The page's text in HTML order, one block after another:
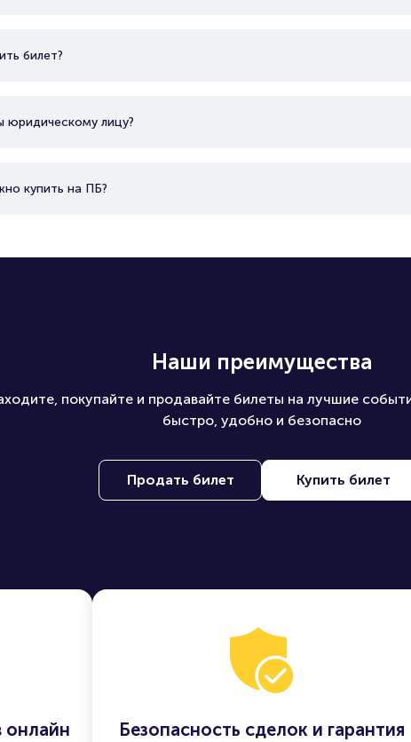
билет?
юридическому лицу?
купить на ПБ?
Наши преимущества
покупайте и продавайте билеты на лучшие
быстро, удобно и безопасно
Продать билет Купить билет
онлайн
Безопасность сделок и гарантия